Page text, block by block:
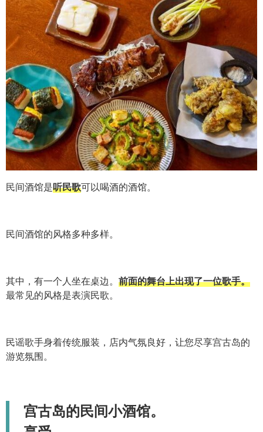
民间酒馆是听民歌可以喝酒的酒馆。
民间酒馆的风格多种多样。
其中，有一个人坐在桌边。 前面的舞台上出现了一位歌手。
最常见的风格是表演民歌。
民谣歌手身着传统服装，店内气氛良好，让您尽享宫古岛的
游览氛围。
宫古岛的民间小酒馆。